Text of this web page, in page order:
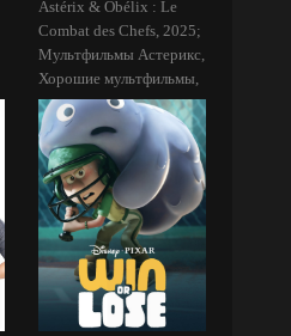
Astérix & Obélix : Le
Combat des Chefs, 2025;
Мультфильмы Астерикс,
Хорошие мультфильмы,
Фильмы для всей семьи